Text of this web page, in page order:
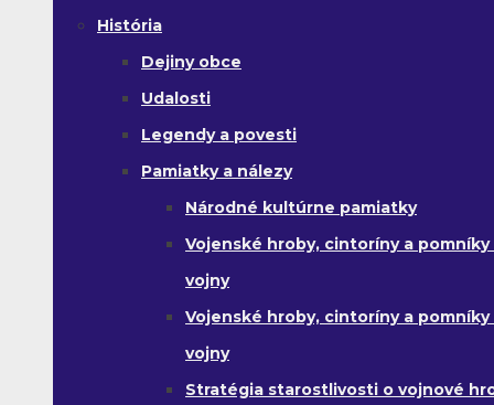
História
Dejiny obce
Udalosti
Legendy a povesti
Pamiatky a nálezy
Národné kultúrne pamiatky
Vojenské hroby, cintoríny a pomníky
vojny
Vojenské hroby, cintoríny a pomníky
vojny
Stratégia starostlivosti o vojnové